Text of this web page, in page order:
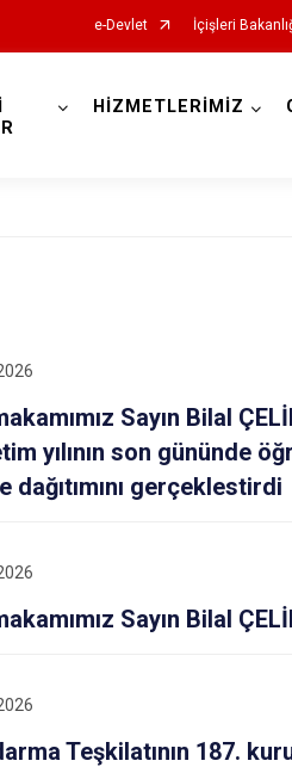
e-Devlet İçişleri
Bolvadin
Çay
Çobanlar
Emirdağ
HİZMETLERİMİZ
Sayın Bilal
yılının son gününde
dağıtımını gerçeklestirdi
Sayın Bilal
Teşkilatının 187.